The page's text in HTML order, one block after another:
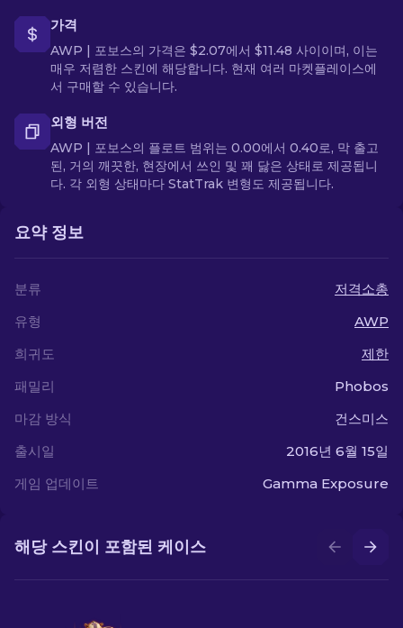
가격
AWP | 포보스의 가격은 $2.07에서 $11.48 사이이며, 이는
매우 저렴한 스킨에 해당합니다. 현재 여러 마켓플레이스에
서 구매할 수 있습니다.
외형 버전
AWP | 포보스의 플로트 범위는 0.00에서 0.40로, 막 출고
된, 거의 깨끗한, 현장에서 쓰인 및 꽤 닳은 상태로 제공됩니
다. 각 외형 상태마다 StatTrak 변형도 제공됩니다.
요약 정보
분류
저격소총
유형
AWP
희귀도
제한
패밀리
Phobos
마감 방식
건스미스
출시일
2016년 6월 15일
게임 업데이트
Gamma Exposure
해당 스킨이 포함된 케이스